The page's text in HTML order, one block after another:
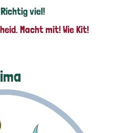
viel!
Macht mit! Wie Kit!